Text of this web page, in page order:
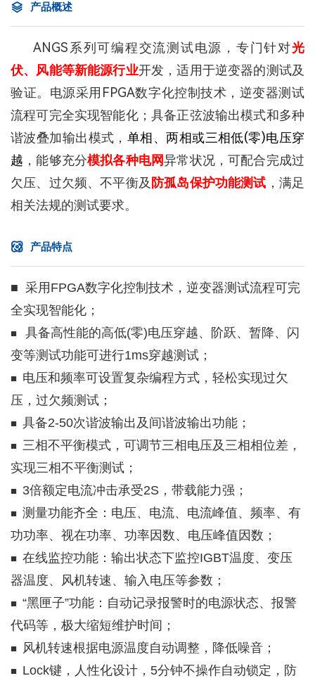
产品概述
ANGS系列可编程交流测试电源，专门针对光
伏、风能等新能源行业开发，适用于逆变器的测试及
验证。电源采用FPGA数字化控制技术，逆变器测试
流程可完全实现智能化；具备正弦波输出模式和多种
谐波叠加输出模式， 单相、两相或三相低(零)电压穿
越 ，能够充分模拟各种电网异常状况，可配合完成过
欠压、过欠频、不平衡及防孤岛保护功能测试 ，满足
相关法规的测试要求。
产品特点
■ 采用FPGA数字化控制技术，逆变器测试流程可完
全实现智能化；
■ 具备高性能的高低(零)电压穿越、阶跃、暂降、闪
变等测试功能可进行1ms穿越测试；
■ 电压和频率可设置复杂编程方式，轻松实现过欠
压，过欠频测试；
■ 具备2-50次谐波输出及间谐波输出功能；
■ 三相不平衡模式，可调节三相电压及三相相位差，
实现三相不平衡测试；
■ 3倍额定电流冲击承受2S，带载能力强；
■ 测量功能齐全：电压、电流、电流峰值、频率、有
功功率、视在功率、功率因数、电压峰值因数；
■ 在线监控功能：输出状态下监控IGBT温度、变压
器温度、风机转速、输入电压等参数；
■ “黑匣子”功能：自动记录报警时的电源状态、报警
代码等，极大缩短维护时间；
■ 风机转速根据电源温度自动调整，降低噪音；
■ Lock键，人性化设计，5分钟不操作自动锁定，防